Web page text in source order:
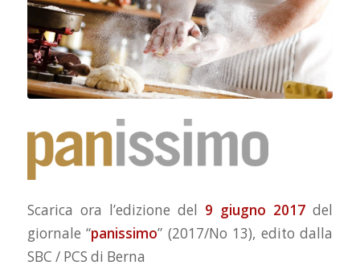
Scarica ora l’edizione del 9 giugno 2017 del
giornale “panissimo” (2017/No 13), edito dalla
SBC / PCS di Berna